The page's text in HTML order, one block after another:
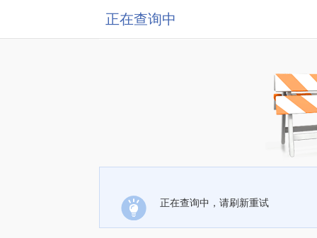
正在查询中
正在查询中，请刷新重试